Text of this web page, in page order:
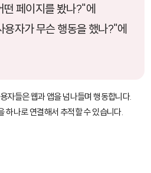
페이지를 봤나?"에
자가 무슨 행동을 했나?"에
자들은 웹과 앱을 넘나들며 행동합니다.
나로 연결해서 추적할 수 있습니다.